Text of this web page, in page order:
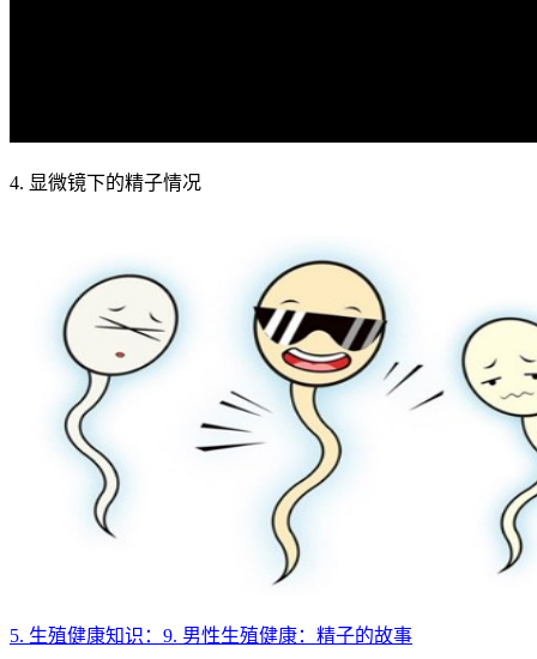
4. 显微镜下的精子情况
5. 生殖健康知识：9. 男性生殖健康：精子的故事